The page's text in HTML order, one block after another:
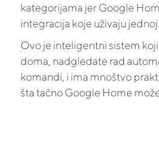
kategorijama jer Google
integracija koje uživaju
Ovo je inteligentni sistem
doma, nadgledate rad
komandi, i ima mnoštvo
šta tačno Google Home